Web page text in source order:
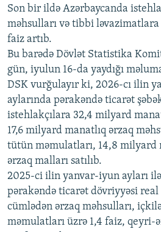
Auto 240p 360p
720p 1080p
Son bir ildə Azərbaycanda
məhsulları və tibbi
faiz artıb.
Bu barədə Dövlət Statistika
gün, iyulun 16-da yaydığı
DSK vurğulayır ki, 2026-cı ilin
aylarında pərakəndə ticarət
istehlakçılara 32,4 milyard
17,6 milyard manatlıq ərzaq
tütün məmulatları, 14,8 milyard
ərzaq malları satılıb.
2025-ci ilin yanvar-iyun ayları
pərakəndə ticarət dövriyyəsi real
cümlədən ərzaq məhsulları,
məmulatları üzrə 1,4 faiz, qeyri-